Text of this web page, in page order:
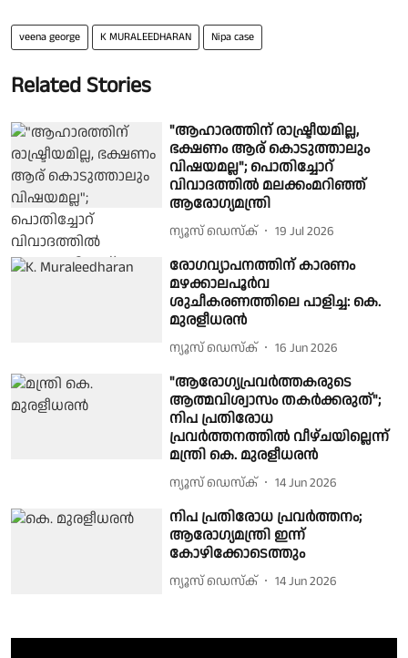
veena george K MURALEEDHARAN Nipa case
Related Stories
"ആഹാരത്തിന് രാഷ്ട്രീയമില്ല,
ഭക്ഷണം ആര് കൊടുത്താലും
വിഷയമല്ല"; പൊതിച്ചോറ്
വിവാദത്തില്‍ മലക്കംമറിഞ്ഞ്
ആരോഗ്യമന്ത്രി
ന്യൂസ് ഡെസ്ക് 19 Jul 2026
രോഗവ്യാപനത്തിന് കാരണം
മഴക്കാലപൂർവ
ശുചീകരണത്തിലെ പാളിച്ച: കെ.
മുരളീധരൻ
ന്യൂസ് ഡെസ്ക് 16 Jun 2026
"ആരോഗ്യപ്രവർത്തകരുടെ
ആത്മവിശ്വാസം തകർക്കരുത്";
നിപ പ്രതിരോധ
പ്രവർത്തനത്തിൽ വീഴ്ചയില്ലെന്ന്
മന്ത്രി കെ. മുരളീധരൻ
ന്യൂസ് ഡെസ്ക് 14 Jun 2026
നിപ പ്രതിരോധ പ്രവർത്തനം;
ആരോഗ്യമന്ത്രി ഇന്ന്
കോഴിക്കോടെത്തും
ന്യൂസ് ഡെസ്ക് 14 Jun 2026